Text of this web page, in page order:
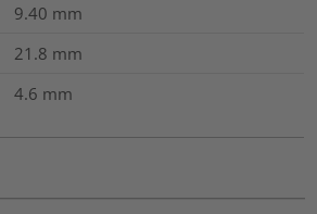
9.40 mm
21.8 mm
4.6 mm